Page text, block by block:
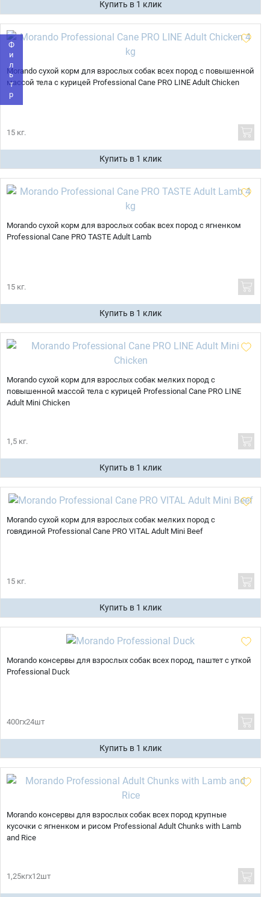
Фильтр
Купить в 1 клик
Morando сухой корм для взрослых собак всех пород с повышенной
массой тела с курицей Professional Cane PRO LINE Adult Chicken
15 кг.
Купить в 1 клик
Morando сухой корм для взрослых собак всех пород с ягненком
Professional Cane PRO TASTE Adult Lamb
15 кг.
Купить в 1 клик
Morando сухой корм для взрослых собак мелких пород с
повышенной массой тела с курицей Professional Cane PRO LINE
Adult Mini Chicken
1,5 кг.
Купить в 1 клик
Morando сухой корм для взрослых собак мелких пород с
говядиной Professional Cane PRO VITAL Adult Mini Beef
15 кг.
Купить в 1 клик
Morando консервы для взрослых собак всех пород, паштет с уткой
Professional Duck
400гх24шт
Купить в 1 клик
Morando консервы для взрослых собак всех пород крупные
кусочки с ягненком и рисом Professional Adult Chunks with Lamb
and Rice
1,25кгх12шт
Продолжить покупки
Телефон
E-mail